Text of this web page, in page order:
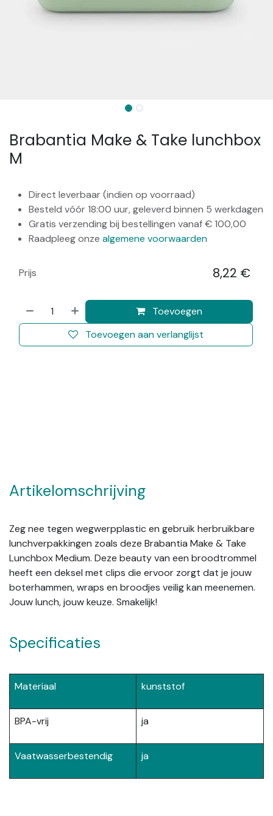
Brabantia Make & Take lunchbox
M
Direct leverbaar (indien op voorraad)
Besteld vóór 18:00 uur, geleverd binnen 5 werkdagen
Gratis verzending bij bestellingen vanaf € 100,00
Raadpleeg onze algemene voorwaarden
Toevoegen
Toevoegen aan verlanglijst
Prijs 8,22 €
Artikelomschrijving
Zeg nee tegen wegwerpplastic en gebruik herbruikbare
lunchverpakkingen zoals deze Brabantia Make & Take
Lunchbox Medium. Deze beauty van een broodtrommel
heeft een deksel met clips die ervoor zorgt dat je jouw
boterhammen, wraps en broodjes veilig kan meenemen.
Jouw lunch, jouw keuze. Smakelijk!
Specificaties
Materiaal kunststof
BPA-vrij ja
Vaatwasserbestendig ja